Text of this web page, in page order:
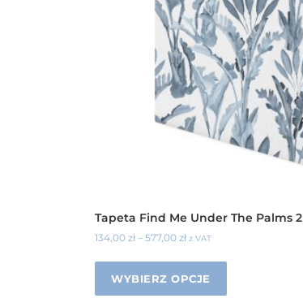
Tapeta Find Me Under The Palms 2
134,00 zł – 577,00 zł z VAT
WYBIERZ OPCJE